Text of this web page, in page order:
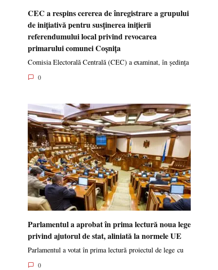
CEC a respins cererea de înregistrare a grupului
de inițiativă pentru susținerea inițierii
referendumului local privind revocarea
primarului comunei Coșnița
Comisia Electorală Centrală (CEC) a examinat, în ședința
0
Parlamentul a aprobat în prima lectură noua lege
privind ajutorul de stat, aliniată la normele UE
Parlamentul a votat în prima lectură proiectul de lege cu
0